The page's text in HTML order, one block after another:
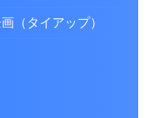
（タイアップ）